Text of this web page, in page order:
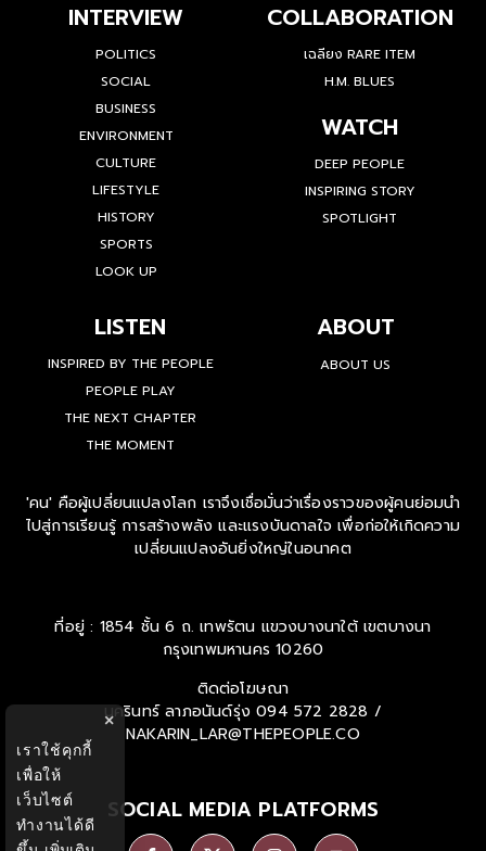
INTERVIEW
POLITICS
SOCIAL
BUSINESS
ENVIRONMENT
CULTURE
LIFESTYLE
HISTORY
SPORTS
LOOK UP
COLLABORATION
เฉลียง RARE ITEM
H.M. BLUES
WATCH
DEEP PEOPLE
INSPIRING STORY
SPOTLIGHT
LISTEN
INSPIRED BY THE PEOPLE
PEOPLE PLAY
THE NEXT CHAPTER
THE MOMENT
ABOUT
ABOUT US
'คน' คือผู้เปลี่ยนแปลงโลก เราจึงเชื่อมั่นว่าเรื่องราวของผู้คนย่อมนำ
ไปสู่การเรียนรู้ การสร้างพลัง และแรงบันดาลใจ เพื่อก่อให้เกิดความ
เปลี่ยนแปลงอันยิ่งใหญ่ในอนาคต
ที่อยู่ : 1854 ชั้น 6 ถ. เทพรัตน แขวงบางนาใต้ เขตบางนา
กรุงเทพมหานคร 10260
ติดต่อโฆษณา
นครินทร์ ลาภอนันด์รุ่ง 094 572 2828 /
NAKARIN_LAR@THEPEOPLE.CO
SOCIAL MEDIA PLATFORMS
×
เราใช้คุกกี้
เพื่อให้
เว็บไซต์
ทำงานได้ดี